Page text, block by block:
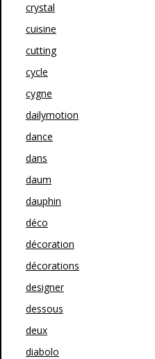
crystal
cuisine
cutting
cycle
cygne
dailymotion
dance
dans
daum
dauphin
déco
décoration
décorations
designer
dessous
deux
diabolo